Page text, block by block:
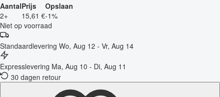
AantalPrijs
Opslaan
2+
15,61 €-1%
Niet op voorraad
Standaardlevering Wo, Aug 12 - Vr, Aug 14
Expresslevering Ma, Aug 10 - Di, Aug 11
30 dagen retour